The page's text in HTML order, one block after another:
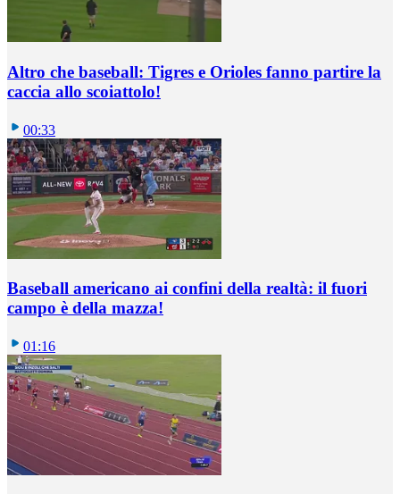
Altro che baseball: Tigres e Orioles fanno partire la
caccia allo scoiattolo!
00:33
Baseball americano ai confini della realtà: il fuori
campo è della mazza!
01:16